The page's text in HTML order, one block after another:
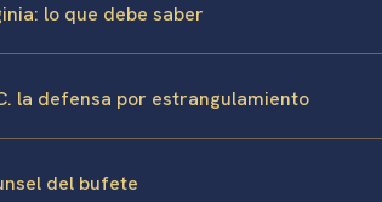
lo que debe saber
la defensa por estrangulamiento
del bufete